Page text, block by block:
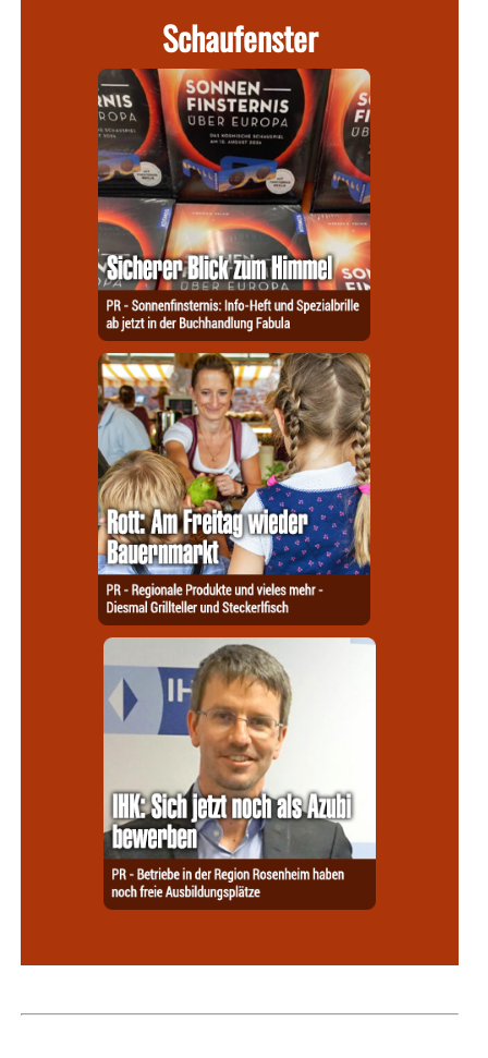
Schaufenster